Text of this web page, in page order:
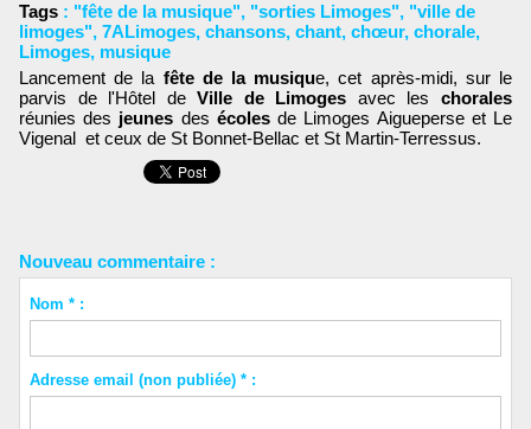
Tags : "fête de la musique", "sorties Limoges", "ville de
limoges", 7ALimoges, chansons, chant, chœur, chorale,
Limoges, musique
Lancement de la fête de la musique, cet après-midi, sur le
parvis de l'Hôtel deVille de Limoges avec leschorales
réunies des jeunes des écolesde Limoges Aigueperse et Le
Vigenal et ceux de St Bonnet-Bellac et St Martin-Terressus.
Nouveau commentaire :
Nom * :
Adresse email (non publiée) * :